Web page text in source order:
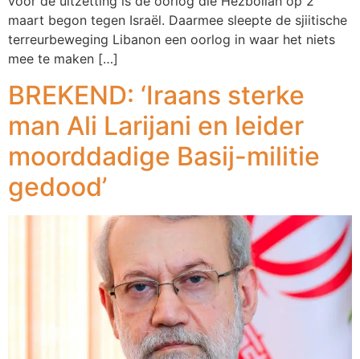
maart begon tegen Israël. Daarmee sleepte de sjiitische
terreurbeweging Libanon een oorlog in waar het niets
mee te maken […]
BREKEND: ‘Iraans sterke
man Ali Larijani en leider
moorddadige Basij-militie
gedood’